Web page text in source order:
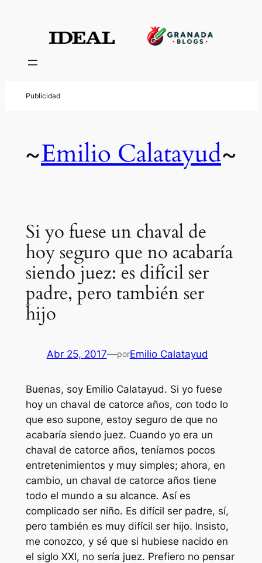
~Emilio Calatayud~
Si yo fuese un chaval de
hoy seguro que no acabaría
siendo juez: es difícil ser
padre, pero también ser
hijo
Abr 25, 2017—porEmilio Calatayud
Buenas, soy Emilio Calatayud. Si yo fuese
hoy un chaval de catorce años, con todo lo
que eso supone, estoy seguro de que no
acabaría siendo juez. Cuando yo era un
chaval de catorce años, teníamos pocos
entretenimientos y muy simples; ahora, en
cambio, un chaval de catorce años tiene
todo el mundo a su alcance. Así es
complicado ser niño. Es difícil ser padre, sí,
pero también es muy difícil ser hijo. Insisto,
me conozco, y sé que si hubiese nacido en
el siglo XXI, no sería juez. Prefiero no pensar